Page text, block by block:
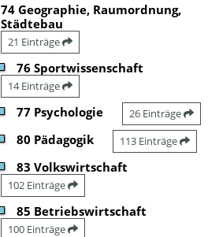
74 Geographie, Raumordnung,
Städtebau
21 Einträge
76 Sportwissenschaft
14 Einträge
77 Psychologie 26 Einträge
80 Pädagogik 113 Einträge
83 Volkswirtschaft
102 Einträge
85 Betriebswirtschaft
100 Einträge